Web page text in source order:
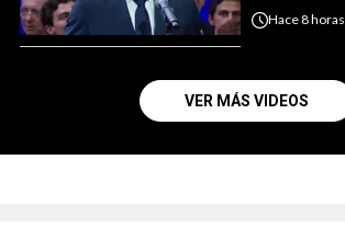
Hace8 horas
VER MÁS VIDEOS